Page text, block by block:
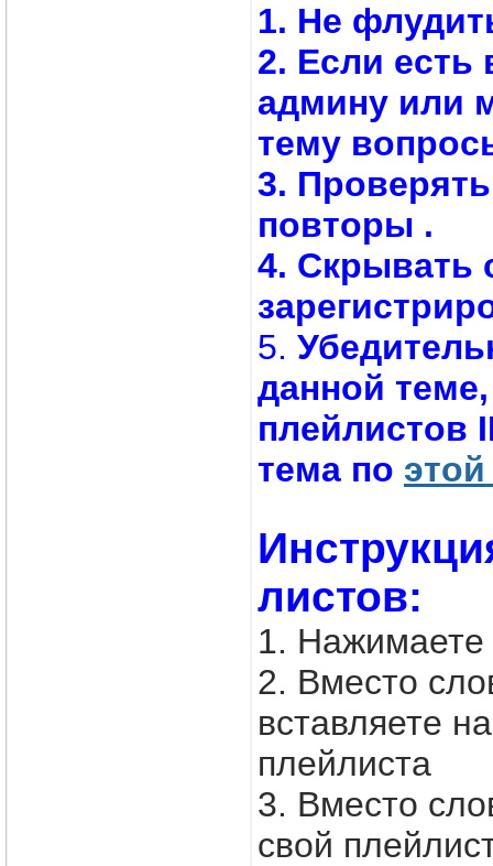
1. Не
2. Если есть
админу или
тему
3.
повторы .
4. Скрывать
5.
данной
плейлистов
тема по
листов:
1.
2. Вместо
вставляете
плейлиста
3. Вместо
свой